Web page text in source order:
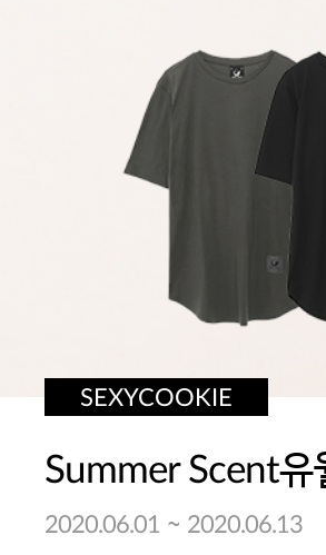
SEXYCOOKIE
Summer Scent유
2020.06.01 ~ 2020.06.13